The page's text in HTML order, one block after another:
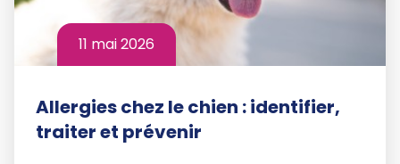
11 mai 2026
Allergies chez le chien : identifier,
traiter et prévenir